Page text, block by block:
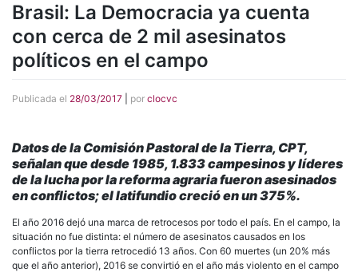
Brasil: La Democracia ya cuenta
con cerca de 2 mil asesinatos
políticos en el campo
Publicada el 28/03/2017 por clocvc
Datos de la Comisión Pastoral de la Tierra, CPT,
señalan que desde 1985, 1.833 campesinos y líderes
de la lucha por la reforma agraria fueron asesinados
en conflictos; el latifundio creció en un 375%.
El año 2016 dejó una marca de retrocesos por todo el país. En el campo, la
situación no fue distinta: el número de asesinatos causados en los
conflictos por la tierra retrocedió 13 años. Con 60 muertes (un 20% más
que el año anterior), 2016 se convirtió en el año más violento en el campo